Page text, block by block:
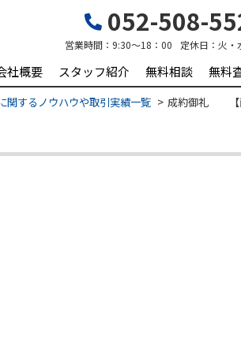
052-508-
営業時間： 9:30～18：00 定休日： 火・
社概要 スタッフ紹介 無料相談 無料
関するノウハウや取引実績一覧 成約御礼 【